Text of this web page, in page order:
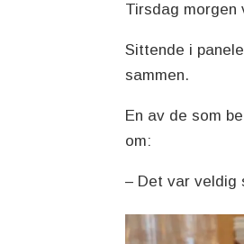
Tirsdag morgen
Sittende i
sammen.
En av de som
om:
– Det var veldig